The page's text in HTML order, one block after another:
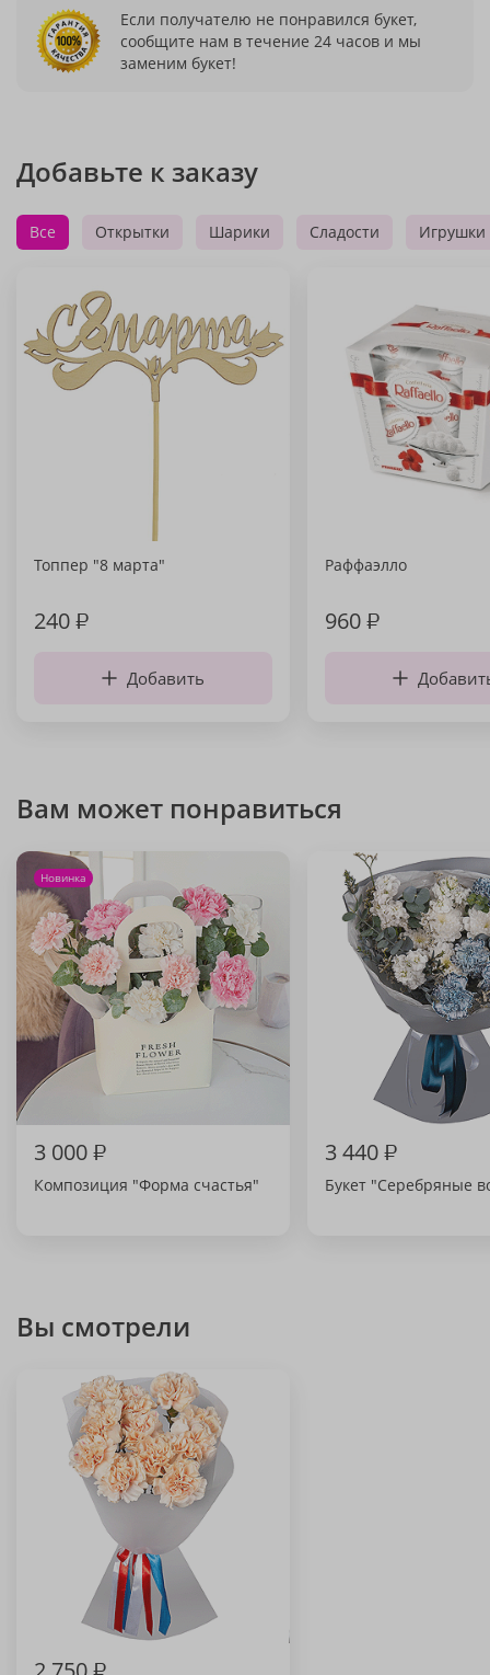
Если получателю не понравился букет,
сообщите нам в течение 24 часов и мы
заменим букет!
Добавьте к заказу
Все Открытки Шарики Сладости Игрушки
Топпер "8 марта"
240₽
Добавить
Раффаэлло
960₽
Вам может понравиться
Новинка
3 000₽
Композиция "Форма счастья"
3 440₽
Букет "Серебряные
Вы смотрели